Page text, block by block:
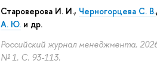
Староверова И. И., Черногорцева С. В.,
А. Ю. и др.
Российский журнал менеджмента.
№ 1. С. 93-113.